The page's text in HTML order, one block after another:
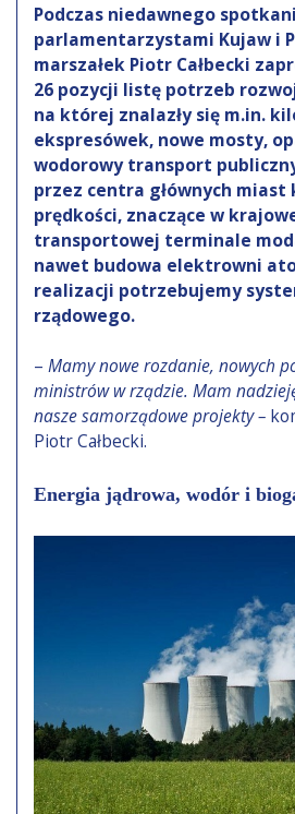
Podczas niedawnego
parlamentarzystami Kujaw i
marszałek Piotr Całbecki
26 pozycji listę potrzeb
na której znalazły się m.in.
ekspresówek, nowe mosty,
wodorowy transport
przez centra głównych miast
prędkości, znaczące w
transportowej terminale
nawet budowa elektrowni
realizacji potrzebujemy
rządowego.
– Mamy nowe rozdanie, nowych
ministrów w rządzie. Mam
nasze samorządowe projekty –
Piotr Całbecki.
Energia jądrowa, wodór i